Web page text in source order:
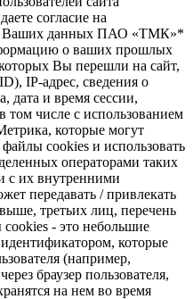
согласие на
Ваших данных ПАО «ТМК»*
о ваших прошлых
Вы перешли на сайт,
IP-адрес, сведения о
дата и время сессии,
том числе с использованием
которые могут
cookies и использовать
операторами таких
с их внутренними
передавать / привлекать
третьих лиц, перечень
- это небольшие
которые
(например,
браузер пользователя,
на нем во время